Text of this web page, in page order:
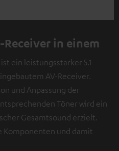
in einem
ein leistungsstarker 5.1-
AV-Receiver.
und Anpassung der
Töner wird ein
Gesamtsound erzielt.
Komponenten und damit